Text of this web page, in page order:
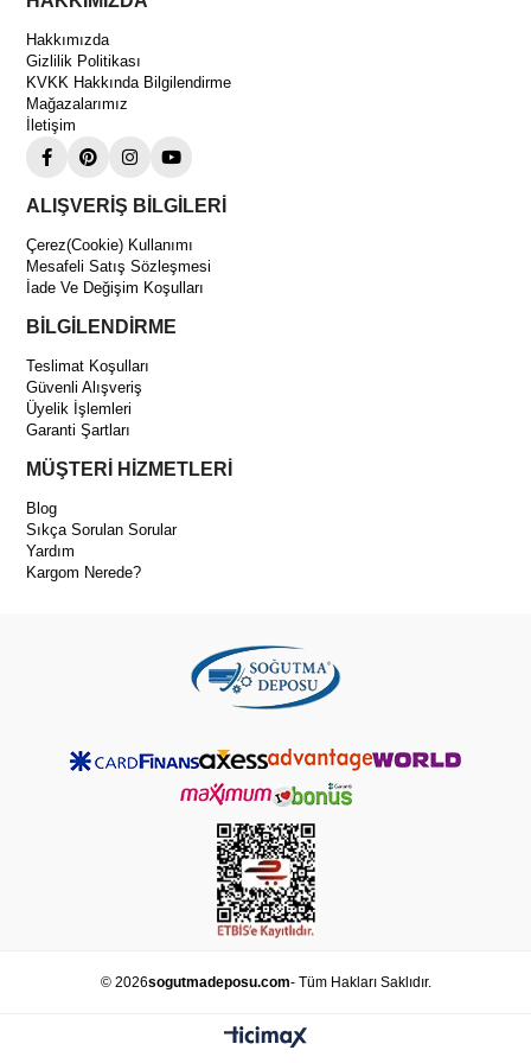
Standart montaj ve bağlantı elemanları
Neden 1/4 – 5/8 Klima Montaj Kiti 5 MT Tercih Edilmelidir?
Uygun ölçü:
Güvenli tesisat:Dayanıklı ve izoleli yapı
Hakkımızda
Gizlilik Politikası
KVKK Hakkında Bilgilendirme
Mağazalarımız
İletişim
ALIŞVERİŞ BİLGİLERİ
Çerez(Cookie) Kullanımı
Mesafeli Satış Sözleşmesi
İade Ve Değişim Koşulları
BİLGİLENDİRME
Teslimat Koşulları
Güvenli Alışveriş
Üyelik İşlemleri
Garanti Şartları
MÜŞTERİ HİZMETLERİ
Blog
Sıkça Sorulan Sorular
Yardım
Kargom Nerede?
© 2026sogutmadeposu.com- Tüm Hakları Saklıdır.